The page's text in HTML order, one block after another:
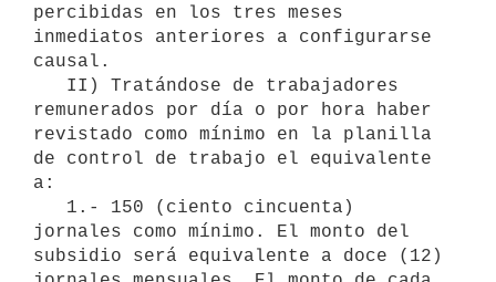
percibidas en los tres meses
inmediatos anteriores a configurarse
causal.
remunerados por día o por hora haber
revistado como mínimo en la planilla
de control de trabajo el equivalente
a:
jornales como mínimo. El monto del
subsidio será equivalente a doce (12)